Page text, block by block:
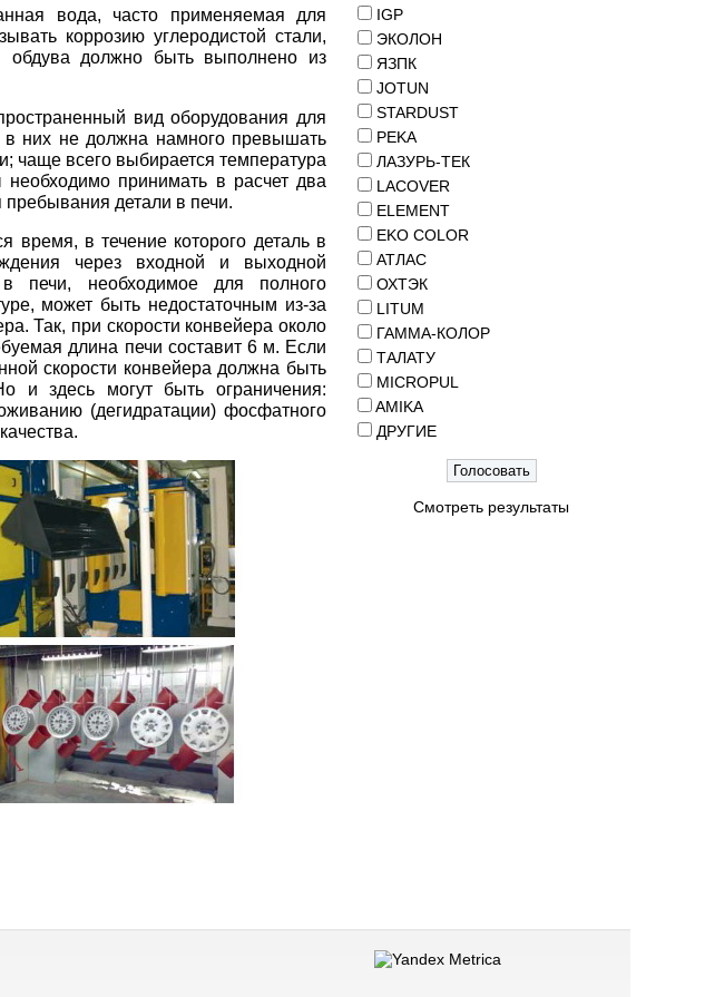
вода, часто применяемая для
коррозию углеродистой стали,
обдува должно быть выполнено из
вид оборудования для
них не должна намного превышать
чаще всего выбирается температура
принимать в расчет два
пребывания детали в печи.
в течение которого деталь в
через входной и выходной
печи, необходимое для полного
может быть недостаточным из-за
Так, при скорости конвейера около
длина печи составит 6 м. Если
скорости конвейера должна быть
и здесь могут быть ограничения:
(дегидратации) фосфатного
IGP
ЭКОЛОН
ЯЗПК
JOTUN
STARDUST
PEKA
ЛАЗУРЬ-ТЕК
LACOVER
ELEMENT
EKO COLOR
АТЛАС
ОХТЭК
LITUM
ГАММА-КОЛОР
ТАЛАТУ
MICROPUL
AMIKA
ДРУГИЕ
Смотреть результаты